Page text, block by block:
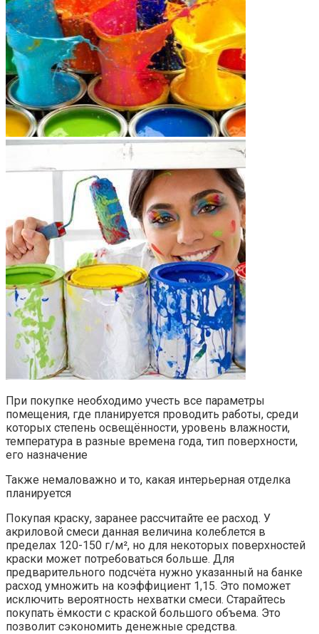
При покупке необходимо учесть все параметры
помещения, где планируется проводить работы, среди
которых степень освещённости, уровень влажности,
температура в разные времена года, тип поверхности,
его назначение
Также немаловажно и то, какая интерьерная отделка
планируется
Покупая краску, заранее рассчитайте ее расход. У
акриловой смеси данная величина колеблется в
пределах 120-150 г/м², но для некоторых поверхностей
краски может потребоваться больше. Для
предварительного подсчёта нужно указанный на банке
расход умножить на коэффициент 1,15. Это поможет
исключить вероятность нехватки смеси. Старайтесь
покупать ёмкости с краской большого объема. Это
позволит сэкономить денежные средства.